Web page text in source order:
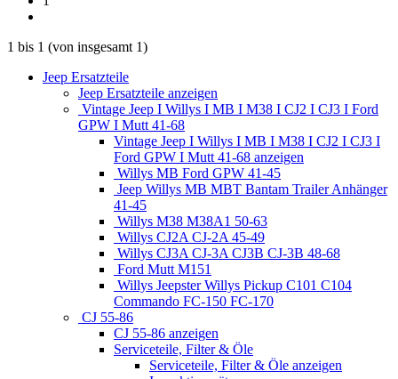
1 bis 1 (von insgesamt 1)
Jeep Ersatzteile
Jeep Ersatzteile anzeigen
Vintage Jeep I Willys I MB I M38 I CJ2 I CJ3 I Ford
GPW I Mutt 41-68
Vintage Jeep I Willys I MB I M38 I CJ2 I CJ3 I
Ford GPW I Mutt 41-68 anzeigen
Willys MB Ford GPW 41-45
Jeep Willys MB MBT Bantam Trailer Anhänger
41-45
Willys M38 M38A1 50-63
Willys CJ2A CJ-2A 45-49
Willys CJ3A CJ-3A CJ3B CJ-3B 48-68
Ford Mutt M151
Willys Jeepster Willys Pickup C101 C104
Commando FC-150 FC-170
CJ 55-86
CJ 55-86 anzeigen
Serviceteile, Filter & Öle
Serviceteile, Filter & Öle anzeigen